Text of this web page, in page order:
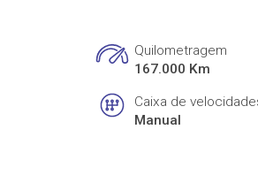
Quilometragem
167.000 Km
Caixa de
Manual